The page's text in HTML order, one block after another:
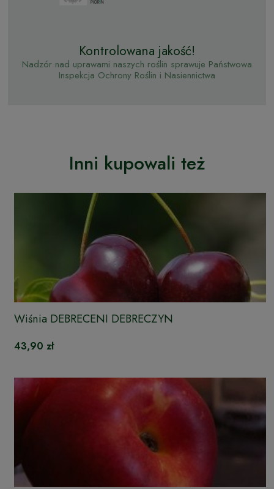
Kontrolowana jakość!
Nadzór nad uprawami naszych roślin sprawuje Państwowa
Inspekcja Ochrony Roślin i Nasiennictwa
Inni kupowali też
Wiśnia DEBRECENI DEBRECZYN
43,90 zł